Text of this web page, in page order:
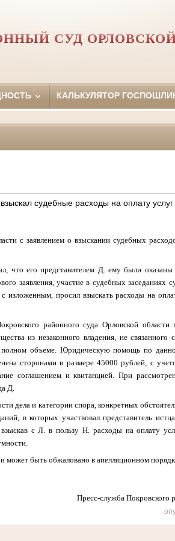
СУД
КАЛЬКУЛЯТОР
судебные расходы на оплату услуг
с заявлением о взыскании судебных
его представителем Д. ему были оказаны
заявления, участие в судебных заседаниях
просил взыскать расходы на
районного суда Орловской
из незаконного владения, не связанного
объеме. Юридическую помощь по
сторонами в размере 45000 рублей, с
соглашением и квитанцией. При
Д.
дела и категории спора, конкретных
в которых участвовал представитель
взыскав сЛ.в пользу Н. расходы на оплату
быть обжаловано в апелляционном
Пресс-служба Покровского